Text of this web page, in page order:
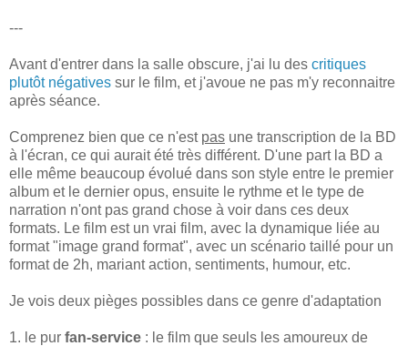
---
Avant d'entrer dans la salle obscure, j'ai lu des critiques
plutôt négatives sur le film, et j'avoue ne pas m'y reconnaitre
après séance.
Comprenez bien que ce n'est pas une transcription de la BD
à l'écran, ce qui aurait été très différent. D'une part la BD a
elle même beaucoup évolué dans son style entre le premier
album et le dernier opus, ensuite le rythme et le type de
narration n'ont pas grand chose à voir dans ces deux
formats. Le film est un vrai film, avec la dynamique liée au
format "image grand format", avec un scénario taillé pour un
format de 2h, mariant action, sentiments, humour, etc.
Je vois deux pièges possibles dans ce genre d'adaptation
1. le pur fan-service : le film que seuls les amoureux de